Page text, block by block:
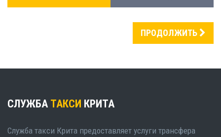
ПРОДОЛЖИТЬ
СЛУЖБА ТАКСИ КРИТА
Служба такси Крита предоставляет услуги трансфера